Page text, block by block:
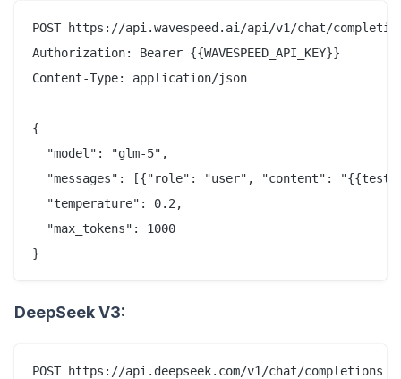
POST https://api.wavespeed.ai/api/v1/chat/
Authorization: Bearer {{WAVESPEED_API_KEY}}
Content-Type: application/json
{
  "model": "glm-5",
"messages": [{"role": "user", "content":
  "temperature": 0.2,
  "max_tokens": 1000
DeepSeek V3:
POST https://api.deepseek.com/v1/chat/completions